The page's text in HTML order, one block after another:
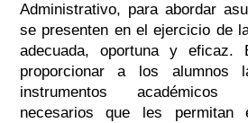
Administrativo, para abordar
se presenten en el ejercicio de
adecuada, oportuna y eficaz.
proporcionar a los alumnos
instrumentos académicos
necesarios que les permitan